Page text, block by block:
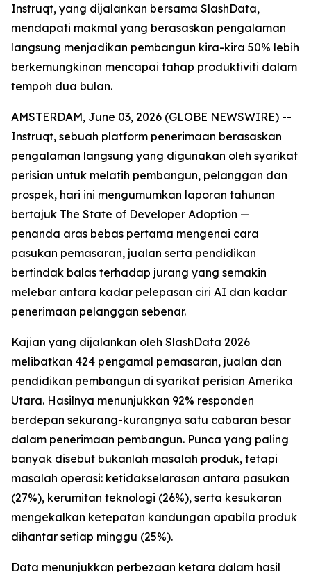
Instruqt, yang dijalankan bersama SlashData,
mendapati makmal yang berasaskan pengalaman
langsung menjadikan pembangun kira-kira 50% lebih
berkemungkinan mencapai tahap produktiviti dalam
tempoh dua bulan.
AMSTERDAM, June 03, 2026 (GLOBE NEWSWIRE) --
Instruqt, sebuah platform penerimaan berasaskan
pengalaman langsung yang digunakan oleh syarikat
perisian untuk melatih pembangun, pelanggan dan
prospek, hari ini mengumumkan laporan tahunan
bertajuk The State of Developer Adoption —
penanda aras bebas pertama mengenai cara
pasukan pemasaran, jualan serta pendidikan
bertindak balas terhadap jurang yang semakin
melebar antara kadar pelepasan ciri AI dan kadar
penerimaan pelanggan sebenar.
Kajian yang dijalankan oleh SlashData 2026
melibatkan 424 pengamal pemasaran, jualan dan
pendidikan pembangun di syarikat perisian Amerika
Utara. Hasilnya menunjukkan 92% responden
berdepan sekurang-kurangnya satu cabaran besar
dalam penerimaan pembangun. Punca yang paling
banyak disebut bukanlah masalah produk, tetapi
masalah operasi: ketidakselarasan antara pasukan
(27%), kerumitan teknologi (26%), serta kesukaran
mengekalkan ketepatan kandungan apabila produk
dihantar setiap minggu (25%).
Data menunjukkan perbezaan ketara dalam hasil